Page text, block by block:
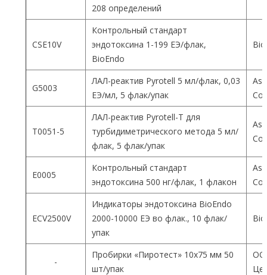
208 определений
CSE10V
Контрольный стандарт
эндотоксина 1-199 ЕЭ/флак,
BioEndo
G5003
ЛАЛ-реактив Pyrotell 5 мл/флак, 0,03
ЕЭ/мл, 5 флак/упак
T0051-5
ЛАЛ-реактив Pyrotell-T для
турбидиметрического метода 5 мл/
флак, 5 флак/упак
E0005
Контрольный стандарт
эндотоксина 500 нг/флак, 1 флакон
ECV2500V
Индикаторы эндотоксина BioEndo
2000-10000 ЕЭ во флак., 10 флак/
упак
-
Пробирки «Пиротест» 10х75 мм 50
шт/упак